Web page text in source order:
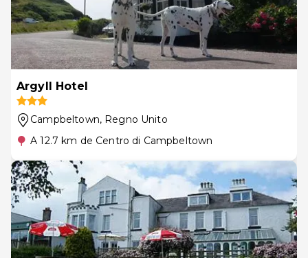
Argyll Hotel
Campbeltown, Regno Unito
A 12.7 km de Centro di Campbeltown